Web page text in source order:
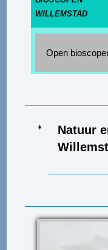
WILLEMSTAD
Open
Natuur